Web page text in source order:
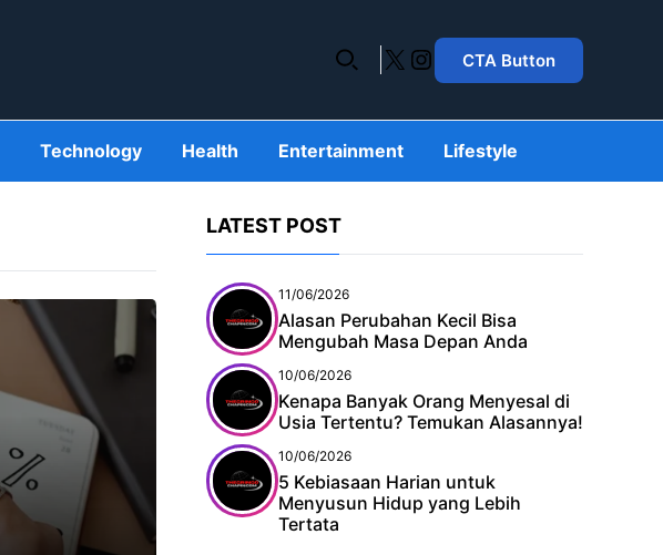
X Instagram
CTA Button
Technology Health Entertainment Lifestyle
LATEST POST
11/06/2026
Alasan Perubahan Kecil Bisa
Mengubah Masa Depan Anda
10/06/2026
Kenapa Banyak Orang Menyesal di
Usia Tertentu? Temukan Alasannya!
10/06/2026
5 Kebiasaan Harian untuk
Menyusun Hidup yang Lebih
Tertata